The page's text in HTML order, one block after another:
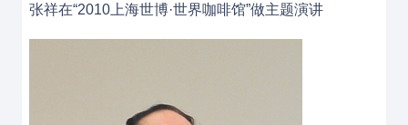
张祥在“2010上海世博·世界咖啡馆”做主题演讲